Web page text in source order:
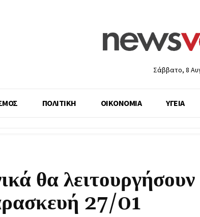
Σάββατο, 8
ΠΟΛΙΤΙΚΗ ΟΙΚΟΝΟΜΙΑ ΥΓΕΙΑ
θα λειτουργήσουν
27/01